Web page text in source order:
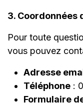
3. Coordonnées
Pour toute
vous pouvez
Adresse
Téléphone :
Formulaire